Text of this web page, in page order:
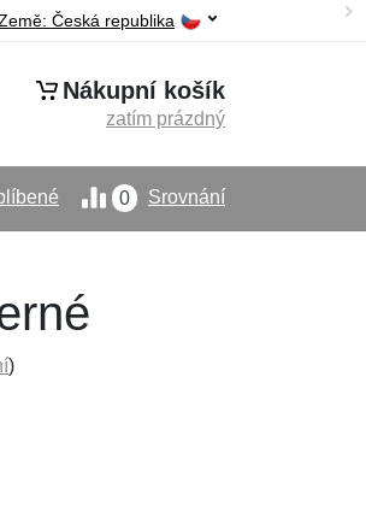
Česká republika
Nákupní košík
zatím prázdný
0 Srovnání
)